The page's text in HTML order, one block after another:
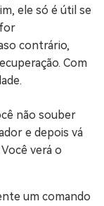
ele só é útil se
contrário,
Com
não souber
e depois vá
verá o
um comando